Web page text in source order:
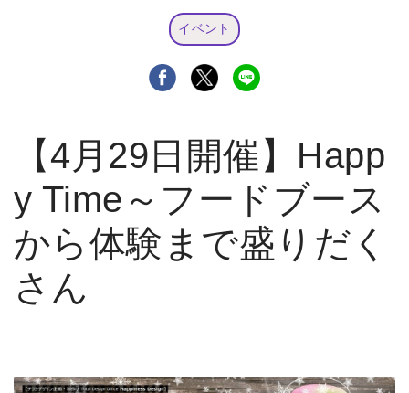
イベント
【4月29日開催】Happ
y Time～フードブース
から体験まで盛りだく
さん